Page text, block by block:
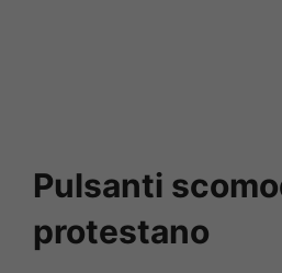
Pulsanti
protestano